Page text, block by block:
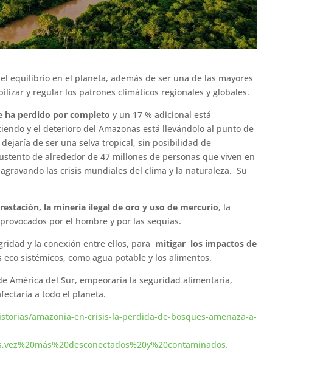
equilibrio en el planeta, además de ser una de las mayores
y regular los patrones climáticos regionales y globales.
ha perdido por completoy un 17 % adicional está
y el deterioro del Amazonas está llevándolo al punto de
de ser una selva tropical, sin posibilidad de
de alrededor de 47 millones de personas que viven en
las crisis mundiales del clima y la naturaleza. Su
la minería ilegal de oro y uso de mercurio, la
por el hombre y por las sequias.
y la conexión entre ellos, para mitigar los impactos de
sistémicos, como agua potable y los alimentos.
América del Sur, empeoraría la seguridad alimentaria,
a todo el planeta.
amazonia-en-crisis-la-perdida-de-bosques-amenaza-a-